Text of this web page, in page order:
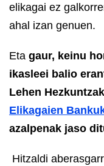
elikagai ez
ahal izan genuen.
Eta gaur, keinu
ikasleei balio
Lehen
Elikagaien
azalpenak jaso
Hitzaldi